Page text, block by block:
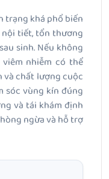
trạng khá phổ biến
tiết, tổn thương
sinh. Nếu không
nhiễm có thể
và chất lượng cuộc
sóc vùng kín đúng
và tái khám định
ngừa và hỗ trợ